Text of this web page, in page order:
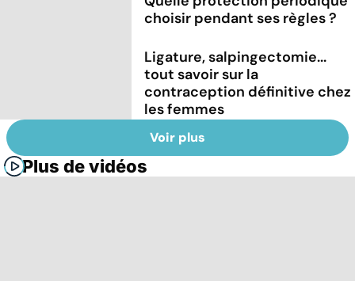
choisir pendant ses règles ?
Ligature, salpingectomie...
tout savoir sur la
contraception définitive chez
les femmes
Voir plus
Plus de vidéos